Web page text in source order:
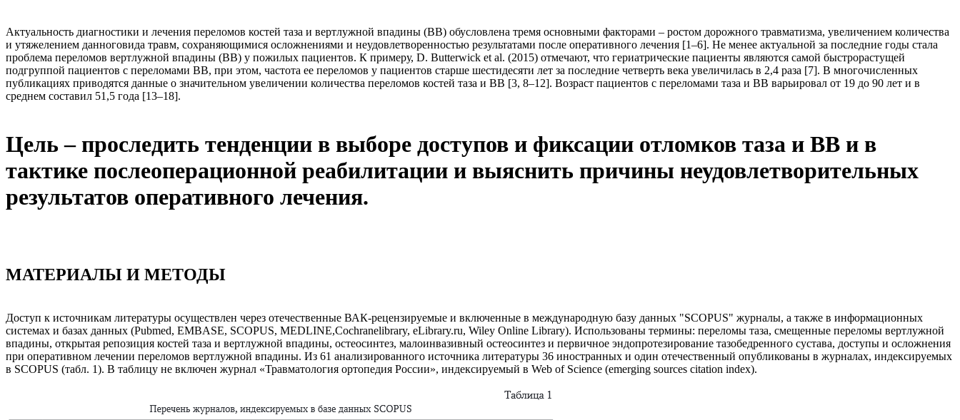
Актуальность диагностики и лечения переломов костей таза и вертлужной впадины (ВВ) обусловлена тремя основными факторами – ростом дорожного травматизма, увеличением количества
и утяжелением данноговида травм, сохраняющимися осложнениями и неудовлетворенностью результатами после оперативного лечения [1–6]. Не менее актуальной за последние годы стала
проблема переломов вертлужной впадины (ВВ) у пожилых пациентов. К примеру, D. Butterwick et al. (2015) отмечают, что гериатрические пациенты являются самой быстрорастущей
подгруппой пациентов с переломами ВВ, при этом, частота ее переломов у пациентов старше шестидесяти лет за последние четверть века увеличилась в 2,4 раза [7]. В многочисленных
публикациях приводятся данные о значительном увеличении количества переломов костей таза и ВВ [3, 8–12]. Возраст пациентов с переломами таза и ВВ варьировал от 19 до 90 лет и в
среднем составил 51,5 года [13–18].
Цель – проследить тенденции в выборе доступов и фиксации отломков таза и ВВ и в
тактике послеоперационной реабилитации и выяснить причины неудовлетворительных
результатов оперативного лечения.
МАТЕРИАЛЫ И МЕТОДЫ
Доступ к источникам литературы осуществлен через отечественные ВАК-рецензируемые и включенные в международную базу данных "SCOPUS" журналы, а также в информационных
системах и базах данных (Pubmed, EMBASE, SCOPUS, MEDLINE,Сochranelibrary, еLibrary.ru, Wiley Online Library). Использованы термины: переломы таза, смещенные переломы вертлужной
впадины, открытая репозиция костей таза и вертлужной впадины, остеосинтез, малоинвазивный остеосинтез и первичное эндопротезирование тазобедренного сустава, доступы и осложнения
при оперативном лечении переломов вертлужной впадины. Из 61 анализированного источника литературы 36 иностранных и один отечественный опубликованы в журналах, индексируемых
в SCOPUS (табл. 1). В таблицу не включен журнал «Травматология ортопедия России», индексируемый в Web of Science (emerging sources citation index).